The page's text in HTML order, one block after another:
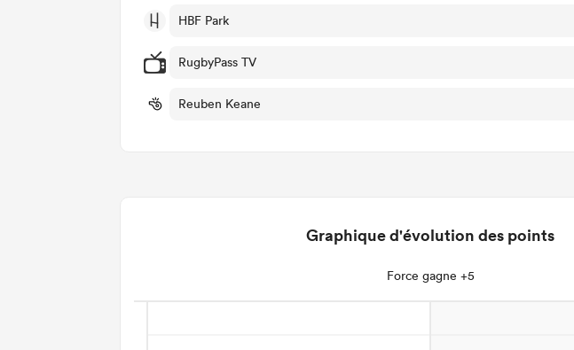
HBF Park
RugbyPass TV
Reuben Keane
Graphique d'évolution des points
Force gagne +5